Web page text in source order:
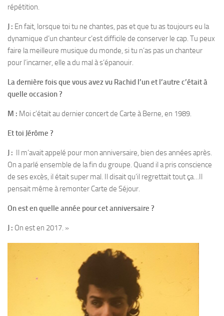
répétition.
J : En fait, lorsque toi tu ne chantes, pas et que tu as toujours eu la
dynamique d’un chanteur c’est difficile de conserver le cap. Tu peux
faire la meilleure musique du monde, si tu n’as pas un chanteur
pour l’incarner, elle a du mal à s’épanouir.
La dernière fois que vous avez vu Rachid l’un et l’autre c’était à
quelle occasion ?
M : Moi c’était au dernier concert de Carte à Berne, en 1989.
Et toi Jérôme ?
J : Il m’avait appelé pour mon anniversaire, bien des années après.
On a parlé ensemble de la fin du groupe. Quand il a pris conscience
de ses excès, il était super mal. Il disait qu’il regrettait tout ça…Il
pensait même à remonter Carte de Séjour.
On est en quelle année pour cet anniversaire ?
J : On est en 2017. »